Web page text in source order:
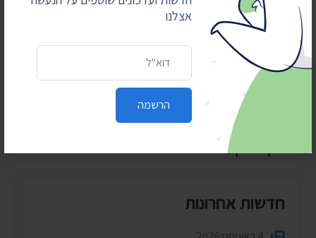
אצלנו
הרשמה
את המידע לציבור. כדי שנוכל
לתמיכתם
כן, אני רוצה לתמוך
חדשות אחרונות